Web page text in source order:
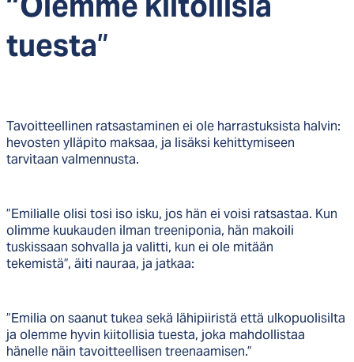
tues­ta”
Tavoitteellinen ratsastaminen ei ole harrastuksista halvin:
hevosten ylläpito maksaa, ja lisäksi kehittymiseen
tarvitaan valmennusta.
”Emilialle olisi tosi iso isku, jos hän ei voisi ratsastaa. Kun
olimme kuukauden ilman treeniponia, hän makoili
tuskissaan sohvalla ja valitti, kun ei ole mitään
tekemistä”, äiti nauraa, ja jatkaa:
”Emilia on saanut tukea sekä lähipiiristä että ulkopuolisilta
ja olemme hyvin kiitollisia tuesta, joka mahdollistaa
hänelle näin tavoitteellisen treenaamisen.”